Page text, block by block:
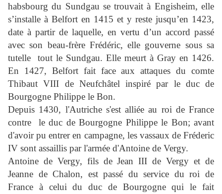
habsbourg du Sundgau se trouvait à Engisheim, elle
s’installe à Belfort en 1415 et y reste jusqu’en 1423,
date à partir de laquelle, en vertu d’un accord passé
avec son beau-frère Frédéric, elle gouverne sous sa
tutelle
tout le Sundgau. Elle meurt à Gray en 1426.
En 1427, Belfort fait face aux attaques du comte
Thibaut VIII de Neufchâtelinspiré par le duc de
Bourgogne Philippe le Bon.
Depuis 1430, l'Autriche s'est alliée au roi de France
contre
le duc de Bourgogne Philippe le Bon; avant
d'avoir pu entrer en campagne, les vassaux de Fréderic
IV sont assaillis par l'armée d'Antoine de Vergy.
Antoine de Vergy, fils de Jean III de Vergy et de
Jeanne de Chalon, est passé du service du roi de
France à celui du duc de Bourgogne qui le fait